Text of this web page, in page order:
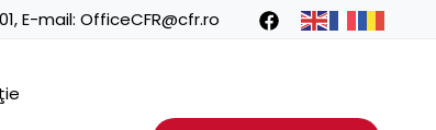
, E-mail: OfficeCFR@cfr.ro